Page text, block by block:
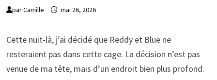
parCamille mai 26, 2026
Cette nuit-là, j’ai décidé que Reddy et Blue ne
resteraient pas dans cette cage. La décision n’est pas
venue de ma tête, mais d’un endroit bien plus profond.